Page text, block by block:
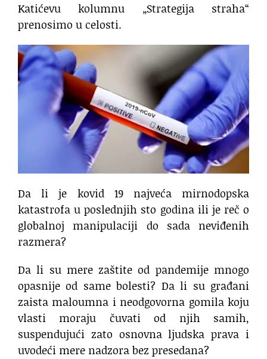
Katićevu kolumnu „Strategija straha“
prenosimo u celosti.
Da li je kovid 19 najveća mirnodopska
katastrofa u poslednjih sto godina ili je reč o
globalnoj manipulaciji do sada neviđenih
razmera?
Da li su mere zaštite od pandemije mnogo
opasnije od same bolesti? Da li su građani
zaista maloumna i neodgovorna gomila koju
vlasti moraju čuvati od njih samih,
suspendujući zato osnovna ljudska prava i
uvodeći mere nadzora bez presedana?